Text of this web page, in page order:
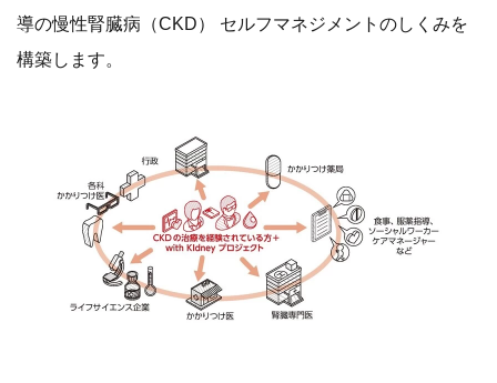
導の慢性腎臓病（CKD） セルフマネジメントのしくみを
構築します。